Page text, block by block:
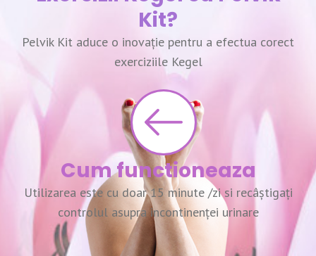
Kit?
Pelvik Kit aduce o inovație pentru a efectua corect
exerciziile Kegel
Cum functioneaza
Utilizarea este cu doar 15 minute /zi si recâștigați
controlul asupra incontinenței urinare